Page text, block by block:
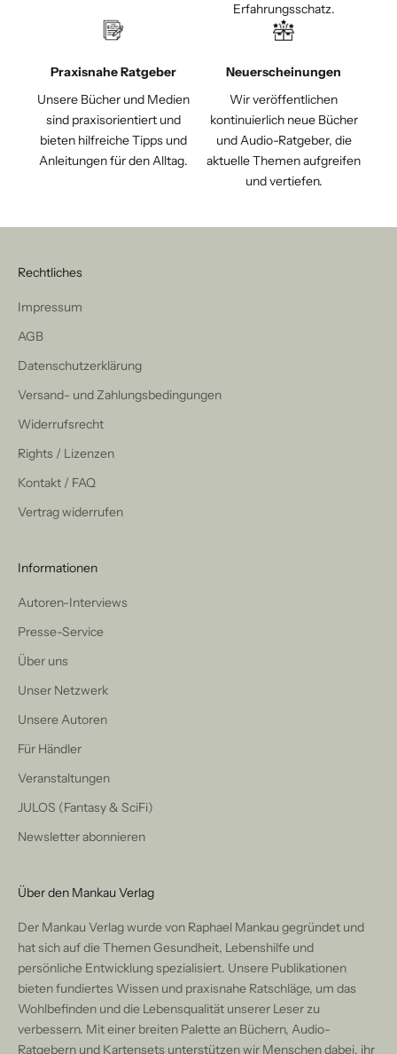
Erfahrungsschatz.
Praxisnahe Ratgeber
Unsere Bücher und Medien
sind praxisorientiert und
bieten hilfreiche Tipps und
Anleitungen für den Alltag.
Neuerscheinungen
Wir veröffentlichen
kontinuierlich neue Bücher
und Audio-Ratgeber, die
aktuelle Themen aufgreifen
und vertiefen.
Rechtliches
Impressum
AGB
Datenschutzerklärung
Versand- und Zahlungsbedingungen
Widerrufsrecht
Rights / Lizenzen
Kontakt / FAQ
Vertrag widerrufen
Informationen
Autoren-Interviews
Presse-Service
Über uns
Unser Netzwerk
Unsere Autoren
Für Händler
Veranstaltungen
JULOS (Fantasy & SciFi)
Newsletter abonnieren
Über den Mankau Verlag
Der Mankau Verlag wurde von Raphael Mankau gegründet und
hat sich auf die Themen Gesundheit, Lebenshilfe und
persönliche Entwicklung spezialisiert. Unsere Publikationen
bieten fundiertes Wissen und praxisnahe Ratschläge, um das
Wohlbefinden und die Lebensqualität unserer Leser zu
verbessern. Mit einer breiten Palette an Büchern, Audio-
Ratgebern und Kartensets unterstützen wir Menschen dabei, ihr